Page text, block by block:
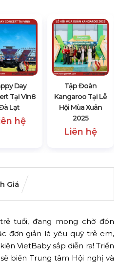
Day
Tại Vin8
Lạt
hệ
Tập Đoàn
Kangaroo Tại Lễ
Hội Mùa Xuân
2025
Liên hệ
Giá
tuổi, đang mong chờ đón
đơn giản là yêu quý trẻ em,
VietBaby sắp diễn ra! Triển
biến Trung tâm Hội nghị và